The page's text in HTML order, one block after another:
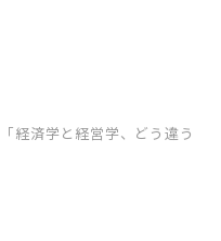
経済学と経営学、どう違う